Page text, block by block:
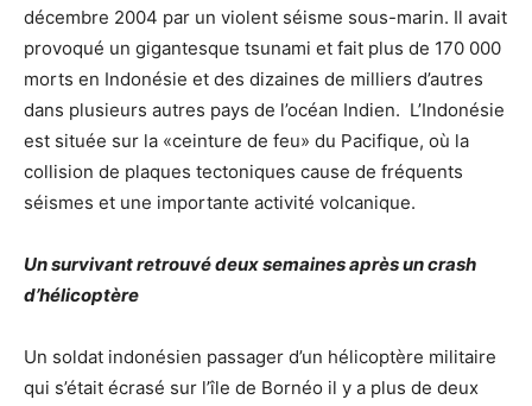
décembre 2004 par un violent séisme sous-marin. Il avait
provoqué un gigantesque tsunami et fait plus de 170 000
morts en Indonésie et des dizaines de milliers d’autres
dans plusieurs autres pays de l’océan Indien. L’Indonésie
est située sur la «ceinture de feu» du Pacifique, où la
collision de plaques tectoniques cause de fréquents
séismes et une importante activité volcanique.
Un survivant retrouvé deux semaines après un crash
d’hélicoptère
Un soldat indonésien passager d’un hélicoptère militaire
qui s’était écrasé sur l’île de Bornéo il y a plus de deux